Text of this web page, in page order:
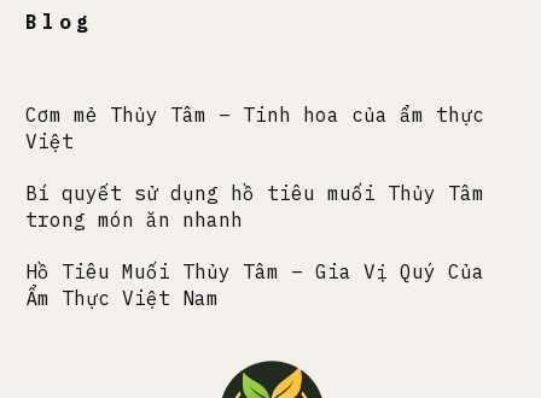
Blog
Cơm mẻ Thủy Tâm – Tinh hoa của ẩm thực
Việt
Bí quyết sử dụng hồ tiêu muối Thủy Tâm
trong món ăn nhanh
Hồ Tiêu Muối Thủy Tâm – Gia Vị Quý Của
Ẩm Thực Việt Nam